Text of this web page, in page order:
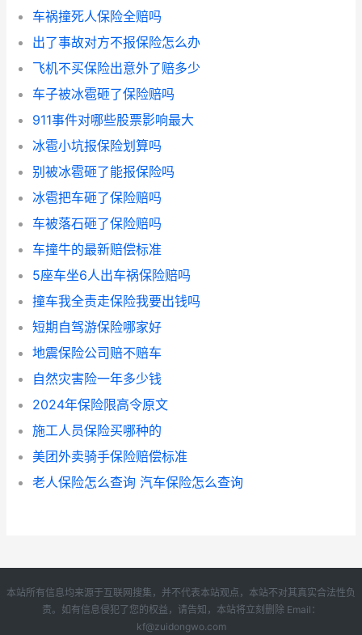
车祸撞死人保险全赔吗
出了事故对方不报保险怎么办
飞机不买保险出意外了赔多少
车子被冰雹砸了保险赔吗
911事件对哪些股票影响最大
冰雹小坑报保险划算吗
别被冰雹砸了能报保险吗
冰雹把车砸了保险赔吗
车被落石砸了保险赔吗
车撞牛的最新赔偿标准
5座车坐6人出车祸保险赔吗
撞车我全责走保险我要出钱吗
短期自驾游保险哪家好
地震保险公司赔不赔车
自然灾害险一年多少钱
2024年保险限高令原文
施工人员保险买哪种的
美团外卖骑手保险赔偿标准
老人保险怎么查询 汽车保险怎么查询
本站所有信息均来源于互联网搜集，并不代表本站观点，本站不对其真实合法性负
责。如有信息侵犯了您的权益，请告知，本站将立刻删除 Email：
kf@zuidongwo.com